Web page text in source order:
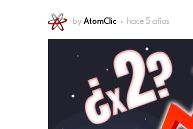
by AtomClic hace 5 años